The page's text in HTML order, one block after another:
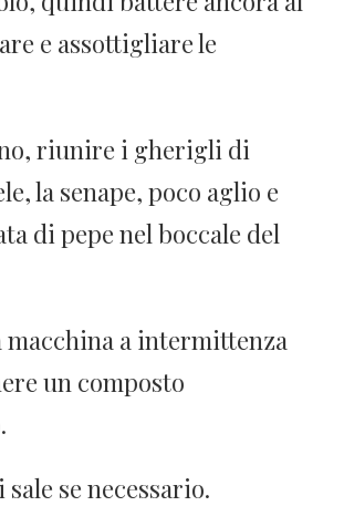
e assottigliare le
riunire i gherigli di
la senape, poco aglio e
di pepe nel boccale del
macchina a intermittenza
un composto
se necessario.